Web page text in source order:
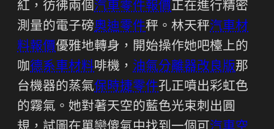
紅，彷彿兩個汽車零件報價正在進行精密
測量的電子磅奧迪零件秤。林天秤汽車材
料報價優雅地轉身，開始操作她吧檯上的
咖德系車材料啡機， 油氣分離器改良版那
台機器的蒸氣保時捷零件孔正噴出彩虹色
的霧氣。她對著天空的藍色光束刺出圓